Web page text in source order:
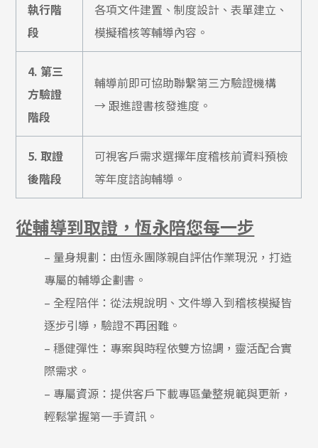
執行階
段
各項文件建置、制度設計、表單建立、
模擬稽核等輔導內容。
4.第三
方驗證
階段
輔導前即可協助聯繫第三方驗證機構
→跟進證書核發進度。
5.取證
後階段
可視客戶需求選擇年度稽核前資料預檢
等年度諮詢輔導。
從輔導到取證，恆永陪您每一步
– 量身規劃：由恆永團隊親自評估作業現況，打造
專屬的輔導企劃書。
– 全程陪伴：從法規說明、文件導入到稽核模擬皆
逐步引導，驗證不再困難。
– 穩健彈性：專案與時程依雙方協調，靈活配合實
際需求。
– 專屬資源：提供客戶下載專區彙整規範與更新，
輕鬆掌握第一手資訊。